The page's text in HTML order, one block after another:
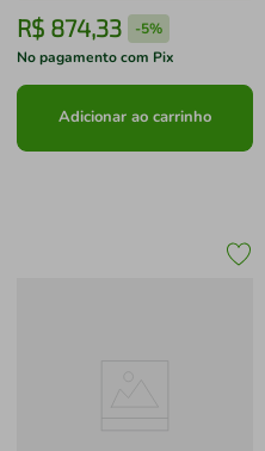
R$ 874,33 -5%
No pagamento com Pix
Adicionar ao carrinho